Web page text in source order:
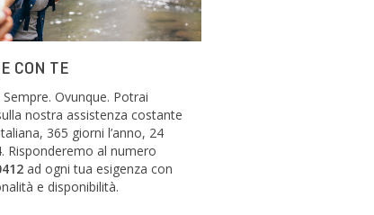
CON TE
Ovunque. Potrai
nostra assistenza costante
365 giorni l’anno, 24
Risponderemo al numero
ad ogni tua esigenza con
e disponibilità.